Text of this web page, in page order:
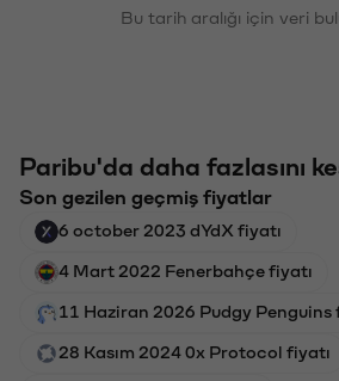
Bu tarih aralığı için veri
Paribu'da daha fazlasını
Son gezilen geçmiş fiyatlar
6 october 2023 dYdX fiyatı
4 Mart 2022 Fenerbahçe fiyatı
11 Haziran 2026 Pudgy Penguins
28 Kasım 2024 0x Protocol fiyatı